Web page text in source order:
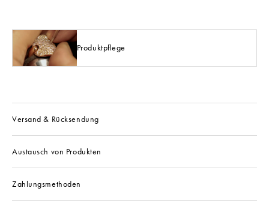
Produktpflege
Versand & Rücksendung
Austausch von Produkten
Zahlungsmethoden